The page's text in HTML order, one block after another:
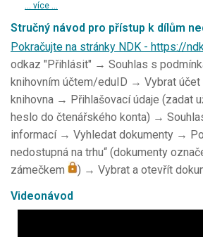
... více ...
Stručný návod pro přístup k dílům
Pokračujte na stránky NDK - https://
odkaz "Přihlásit" → Souhlas s
knihovním účtem/eduID → Vybrat účet
knihovna → Přihlašovací údaje (zadat
heslo do čtenářského konta) →
informací → Vyhledat dokumenty →
nedostupná na trhu“ (dokumenty
zámečkem
) → Vybrat a otevřít
Videonávod